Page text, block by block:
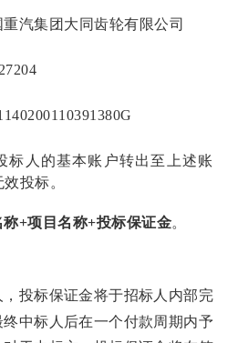
汽集团大同齿轮有限公司
标人的基本账户转出至上述账
投标。
称+项目名称+投标保证金。
投标保证金将于招标人内部完
中标人后在一个付款周期内予